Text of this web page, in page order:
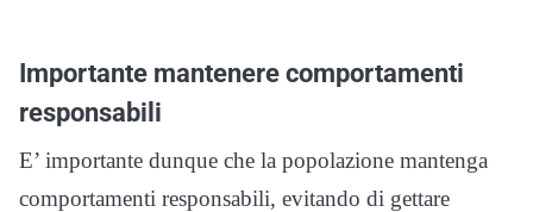
Importante mantenere comportamenti
responsabili
E’ importante dunque che la popolazione mantenga
comportamenti responsabili, evitando di gettare